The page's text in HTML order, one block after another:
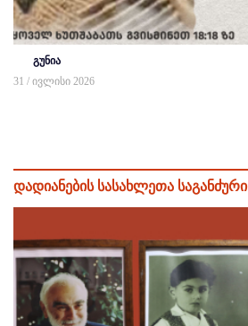
გუნია
31 / ივლისი 2026
დადიანების სასახლეთა საგანძური